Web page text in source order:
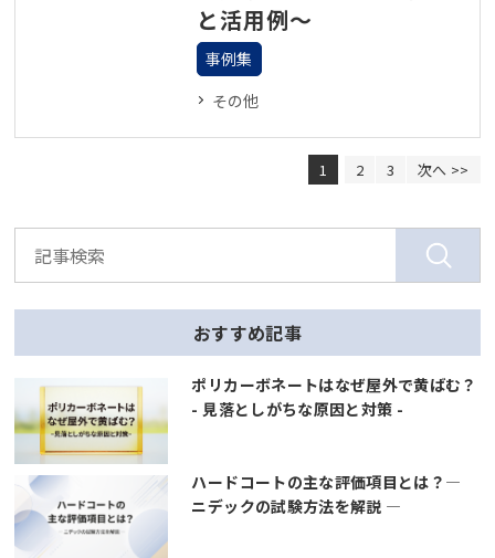
と活用例～
事例集
その他
1 2 3 次へ >>
おすすめ記事
ポリカーボネートはなぜ屋外で黄ばむ？
- 見落としがちな原因と対策 -
ハードコートの主な評価項目とは？―
ニデックの試験方法を解説 ―